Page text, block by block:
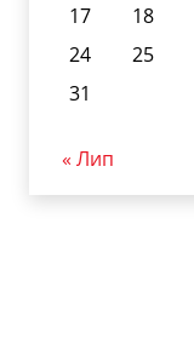
17
18
24
25
31
« Лип